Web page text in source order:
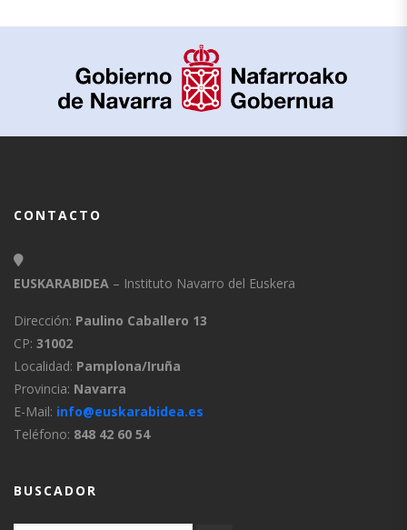
CONTACTO
EUSKARABIDEA – Instituto Navarro del Euskera
Dirección: Paulino Caballero 13
CP: 31002
Localidad: Pamplona/Iruña
Provincia: Navarra
E-Mail: info@euskarabidea.es
Teléfono: 848 42 60 54
BUSCADOR